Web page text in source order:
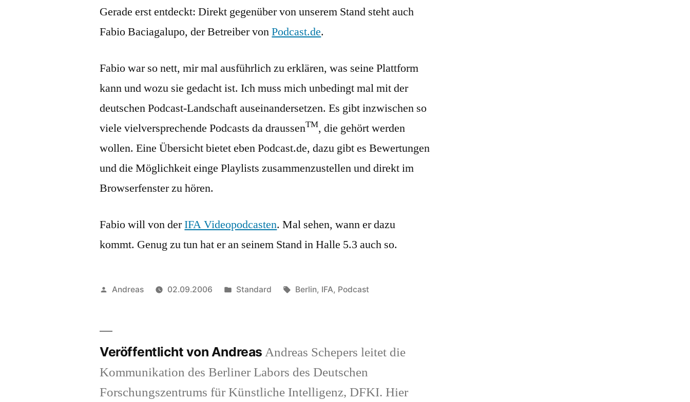
Gerade erst entdeckt: Direkt gegenüber von unserem Stand steht auch
Fabio Baciagalupo, der Betreiber vonPodcast.de.
Fabio war so nett, mir mal ausführlich zu erklären, was seine Plattform
kann und wozu sie gedacht ist. Ich muss mich unbedingt mal mit der
deutschen Podcast-Landschaft auseinandersetzen. Es gibt inzwischen so
viele vielversprechende Podcasts da draussenTM, die gehört werden
wollen. Eine Übersicht bietet eben Podcast.de, dazu gibt es Bewertungen
und die Möglichkeit einge Playlists zusammenzustellen und direkt im
Browserfenster zu hören.
Fabio will von derIFA Videopodcasten. Mal sehen, wann er dazu
kommt. Genug zu tun hat er an seinem Stand in Halle 5.3 auch so.
Veröffentlicht
Andreas 02.09.2006
Veröffentlicht
Standard Schlagwörter:
Berlin, IFA, Podcast
Veröffentlicht von Andreas Andreas Schepers leitet die
Kommunikation des Berliner Labors des Deutschen
Forschungszentrums für Künstliche Intelligenz, DFKI. Hier